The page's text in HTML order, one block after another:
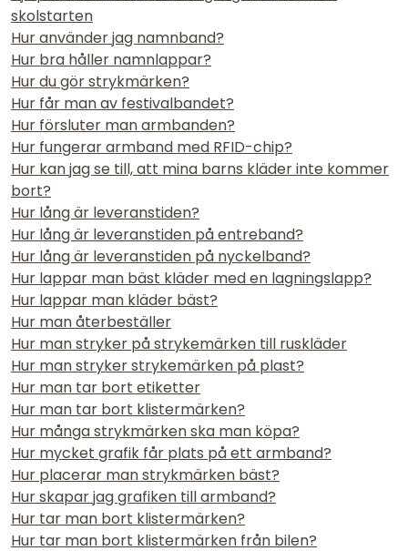
skolstarten
Hur använder jag namnband?
Hur bra håller namnlappar?
Hur du gör strykmärken?
Hur får man av festivalbandet?
Hur försluter man armbanden?
Hur fungerar armband med RFID-chip?
Hur kan jag se till, att mina barns kläder inte kommer
bort?
Hur lång är leveranstiden?
Hur lång är leveranstiden på entreband?
Hur lång är leveranstiden på nyckelband?
Hur lappar man bäst kläder med en lagningslapp?
Hur lappar man kläder bäst?
Hur man återbeställer
Hur man stryker på strykemärken till ruskläder
Hur man stryker strykemärken på plast?
Hur man tar bort etiketter
Hur man tar bort klistermärken?
Hur många strykmärken ska man köpa?
Hur mycket grafik får plats på ett armband?
Hur placerar man strykmärken bäst?
Hur skapar jag grafiken till armband?
Hur tar man bort klistermärken?
Hur tar man bort klistermärken från bilen?